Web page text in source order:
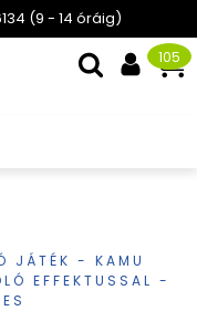
(9 - 14 óráig)
105
JÁTÉK - KAMU
EFFEKTUSSAL -